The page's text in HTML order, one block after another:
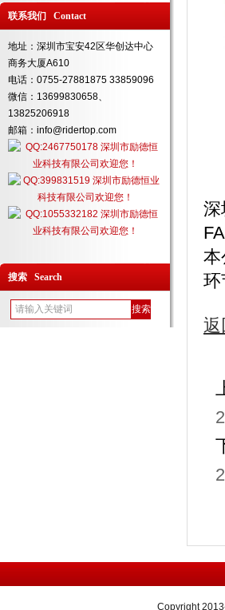
联系我们 Contact
地址：深圳市宝安42区华创达中心
商务大厦A610
电话：0755-27881875 33859096
微信：13699830658、
13825206918
邮箱：info@ridertop.com
搜索 Search
深
本
环
返
Copyright